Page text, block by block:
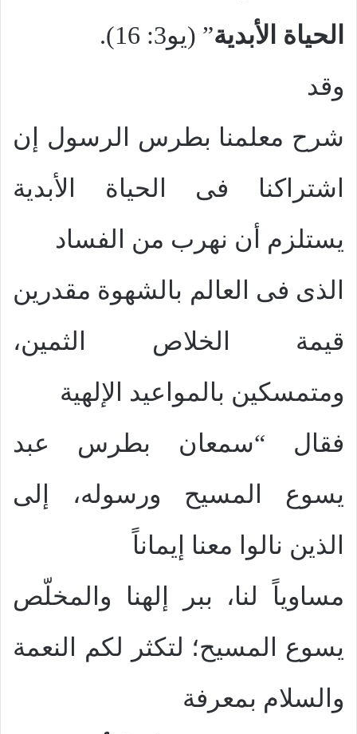
الحياة الأبدية” (يو3: 16).
وقد
شرح معلمنا بطرس الرسول إن
اشتراكنا فى الحياة الأبدية
يستلزم أن نهرب من الفساد
الذى فى العالم بالشهوة مقدرين
قيمة الخلاص الثمين،
ومتمسكين بالمواعيد الإلهية
فقال “سمعان بطرس عبد
يسوع المسيح ورسوله، إلى
الذين نالوا معنا إيماناً
مساوياً لنا، ببر إلهنا والمخلّص
يسوع المسيح؛ لتكثر لكم النعمة
والسلام بمعرفة